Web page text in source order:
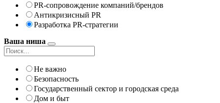
PR-сопровождение компаний/брендов
Антикризисный PR
Разработка PR-стратегии
Ваша ниша
Не важно
Безопасность
Государственный сектор и городская среда
Дом и быт